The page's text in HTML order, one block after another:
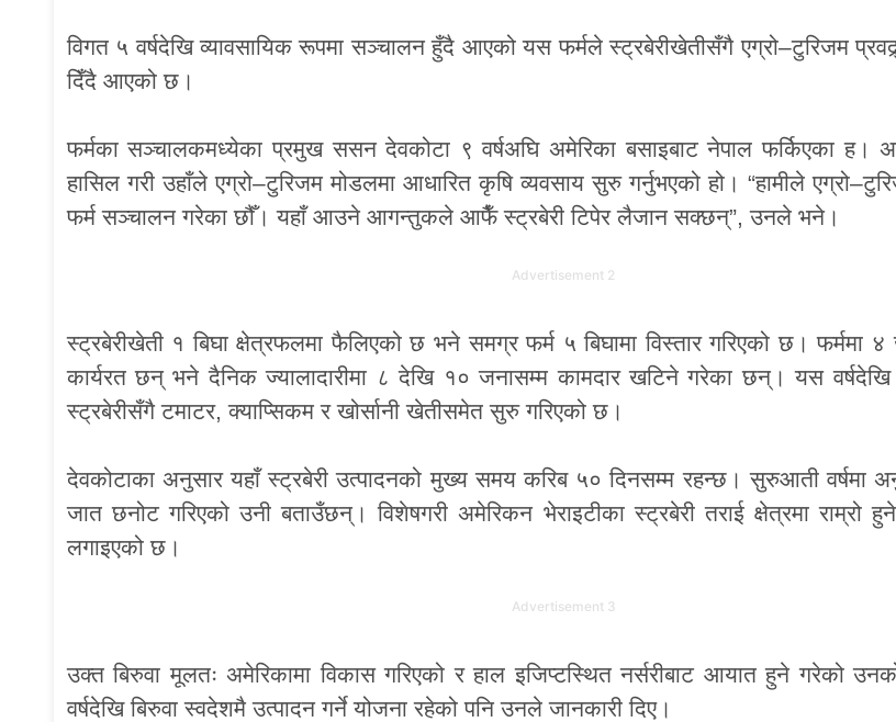
विगत ५ वर्षदेखि व्यावसायिक रूपमा सञ्चालन हुँदै आएको यस फर्मले स्ट्रबेरीखेतीसँगै एग्रो–टुरिजम
दिँदै आएको छ।
फर्मका सञ्चालकमध्येका प्रमुख ससन देवकोटा ९ वर्षअघि अमेरिका बसाइबाट नेपाल फर्किएका ह।
हासिल गरी उहाँले एग्रो–टुरिजम मोडलमा आधारित कृषि व्यवसाय सुरु गर्नुभएको हो। “हामीले
फर्म सञ्चालन गरेका छौँ। यहाँ आउने आगन्तुकले आफैँ स्ट्रबेरी टिपेर लैजान सक्छन्”, उनले भने।
Advertisement 2
स्ट्रबेरीखेती १ बिघा क्षेत्रफलमा फैलिएको छ भने समग्र फर्म ५ बिघामा विस्तार गरिएको छ। फर्ममा ४
कार्यरत छन् भने दैनिक ज्यालादारीमा ८ देखि १० जनासम्म कामदार खटिने गरेका छन्। यस
स्ट्रबेरीसँगै टमाटर, क्याप्सिकम र खोर्सानी खेतीसमेत सुरु गरिएको छ।
देवकोटाका अनुसार यहाँ स्ट्रबेरी उत्पादनको मुख्य समय करिब ५० दिनसम्म रहन्छ। सुरुआती वर्षमा
जात छनोट गरिएको उनी बताउँछन्। विशेषगरी अमेरिकन भेराइटीका स्ट्रबेरी तराई क्षेत्रमा राम्रो
लगाइएको छ।
Advertisement 3
उक्त बिरुवा मूलतः अमेरिकामा विकास गरिएको र हाल इजिप्टस्थित नर्सरीबाट आयात हुने गरेको
वर्षदेखि बिरुवा स्वदेशमै उत्पादन गर्ने योजना रहेको पनि उनले जानकारी दिए।